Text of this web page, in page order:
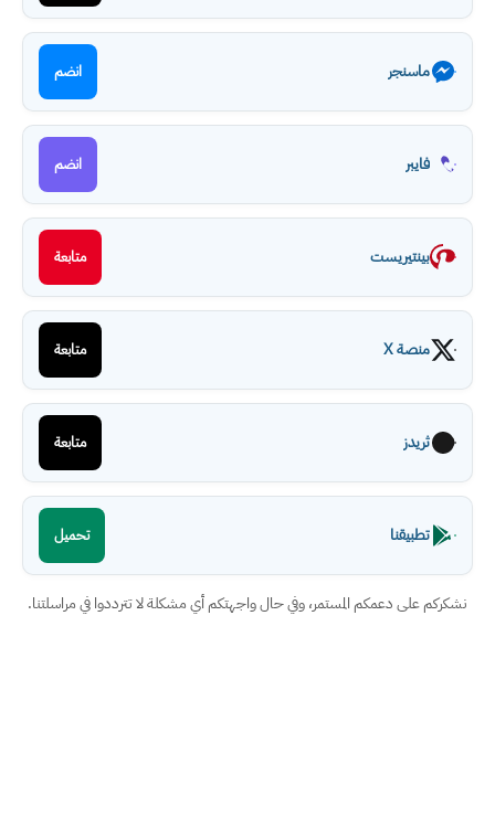
ماسنجر انضم
فايبر انضم
بينتيريست متابعة
منصة X متابعة
ثريدز متابعة
تطبيقنا تحميل
نشكركم على دعمكم المستمر، وفي حال واجهتكم أي مشكلة لا تترددوا في مراسلتنا.